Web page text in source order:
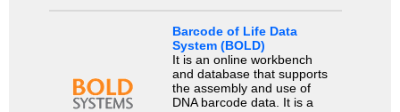
Barcode of Life Data
System (BOLD)
It is an online workbench
and database that supports
the assembly and use of
DNA barcode data. It is a